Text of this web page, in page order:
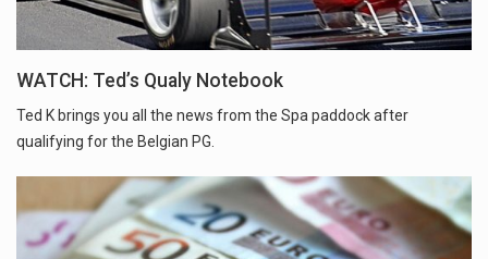
WATCH: Ted’s Qualy Notebook
Ted K brings you all the news from the Spa paddock after
qualifying for the Belgian PG.